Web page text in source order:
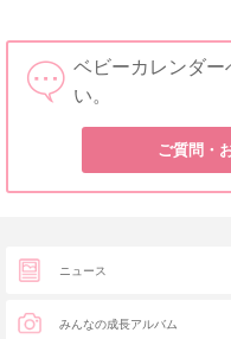
ベビーカレンダー
い。
ご質問・
ニュース
みんなの成長アルバム